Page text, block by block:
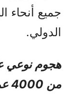
جميع أنحاء
الدولي.
هجوم نوعي
من 4000 عملية